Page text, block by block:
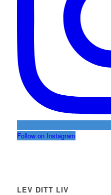
Follow on Instagram
LEV DITT LIV